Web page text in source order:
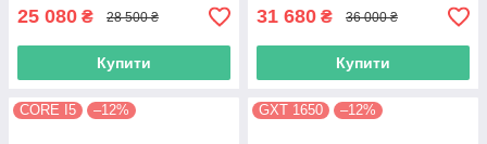
25 080 ₴ 28 500 ₴
Купити
31 680 ₴ 36 000 ₴
Купити
CORE I5 –12% GXT 1650 –12%